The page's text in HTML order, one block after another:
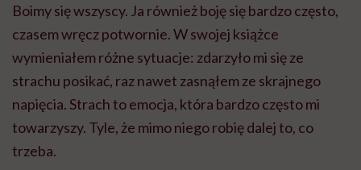
Boimy się wszyscy. Ja również boję się bardzo często,
czasem wręcz potwornie. W swojej książce
wymieniałem różne sytuacje: zdarzyło mi się ze
strachu posikać, raz nawet zasnąłem ze skrajnego
napięcia. Strach to emocja, która bardzo często mi
towarzyszy. Tyle, że mimo niego robię dalej to, co
trzeba.